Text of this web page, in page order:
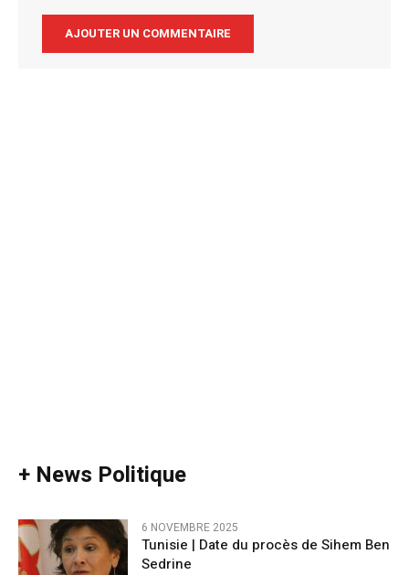
+ News Politique
6 NOVEMBRE 2025
Tunisie | Date du procès de Sihem Ben
Sedrine